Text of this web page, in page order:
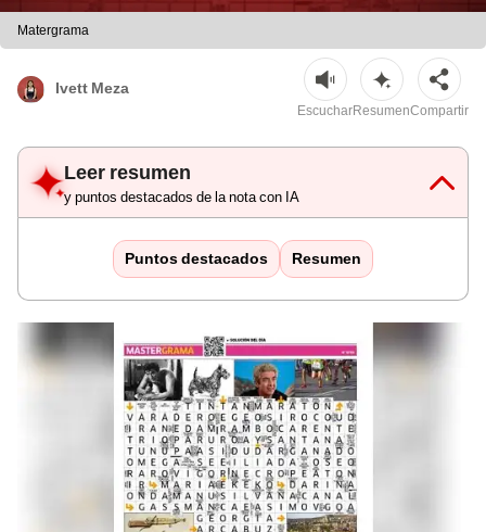
Matergrama
Ivett Meza
EscucharResumenCompartir
Leer resumen
y puntos destacados de la nota con IA
Puntos destacados Resumen